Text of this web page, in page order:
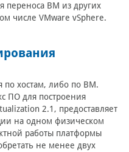
переноса ВМ из других
числе VMware vSphere.
по хостам, либо по ВМ.
ПО для построения
2.1, предоставляет
на одном физическом
работы платформы
не менее двух